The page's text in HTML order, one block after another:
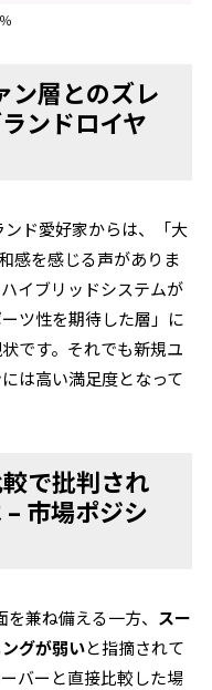
ン層とのズレ
ンドロイヤ
ド愛好家からは、「大
感を感じる声がありま
イブリッドシステムが
ツ性を期待した層」に
です。それでも新規ユ
は高い満足度となって
で批判され
市場ポジシ
兼ね備える一方、 スー
グが弱いと指摘されて
バーと直接比較した場